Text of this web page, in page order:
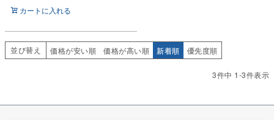
カートに入れる
並び替え 価格が安い順 価格が高い順 新着順 優先度順
3件中 1-3件表示